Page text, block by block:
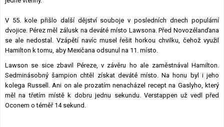
V 55. kole přišlo další dějství souboje v posledních dnech populární
dvojice. Pérez měl zálusk na deváté místo Lawsona. Před Novozélanďana
se ale nedostal. Vzápětí navíc musel řešit horkou chvilku, čehož využil
Hamilton k tomu, aby Mexičana odsunul na 11. místo.
Lawson se sice zbavil Péreze, v závěru ho ale zaměstnával Hamilton.
Sedminásobný šampion chtěl získat deváté místo. Na honu byl i jeho
kolega Russell. Ani on ale prozatím nenacházel recept na Gaslyho, který
měl na třetím místě k dobru jednu sekundu. Verstappen už vedl před
Oconem o téměř 14 sekund.